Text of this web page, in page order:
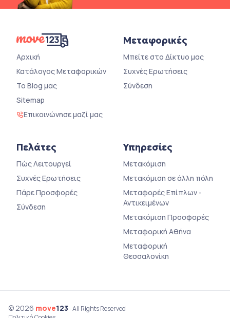
Αρχική
Κατάλογος Μεταφορικών
Το Blog μας
Sitemap
Επικοινώνησε μαζί μας
Μεταφορικές
Μπείτε στο Δίκτυο μας
Συχνές Ερωτήσεις
Σύνδεση
Πελάτες
Πώς Λειτουργεί
Συχνές Ερωτήσεις
Πάρε Προσφορές
Σύνδεση
Υπηρεσίες
Μετακόμιση
Μετακόμιση σε άλλη πόλη
Μεταφορές Επίπλων -
Αντικειμένων
Μετακόμιση Προσφορές
Μεταφορική Αθήνα
Μεταφορική
Θεσσαλονίκη
© 2026 move123 · All Rights Reserved